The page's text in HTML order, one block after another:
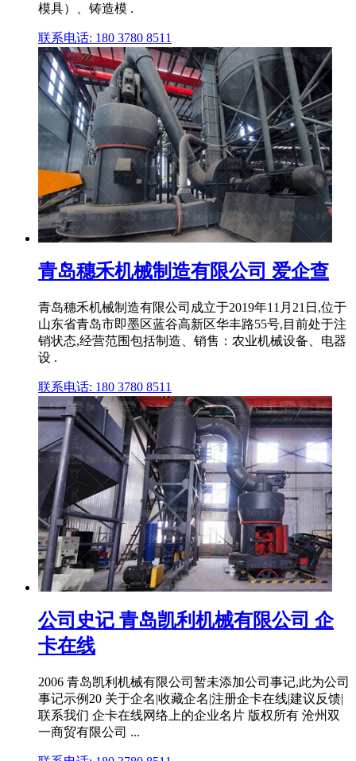
模具）、铸造模 .
联系电话: 180 3780 8511
青岛穗禾机械制造有限公司 爱企查
青岛穗禾机械制造有限公司成立于2019年11月21日,位于
山东省青岛市即墨区蓝谷高新区华丰路55号,目前处于注
销状态,经营范围包括制造、销售：农业机械设备、电器
设 .
联系电话: 180 3780 8511
公司史记 青岛凯利机械有限公司 企
卡在线
2006 青岛凯利机械有限公司暂未添加公司事记,此为公司
事记示例20 关于企名|收藏企名|注册企卡在线|建议反馈|
联系我们 企卡在线网络上的企业名片 版权所有 沧州双
一商贸有限公司 ...